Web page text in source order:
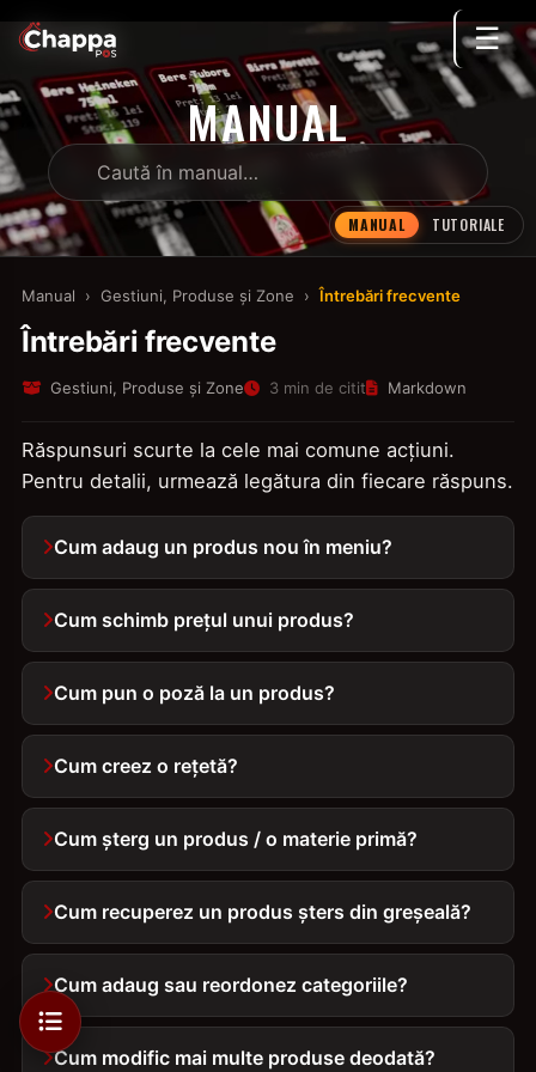
☰
MANUAL
MANUAL TUTORIALE
Manual › Gestiuni, Produse și Zone ›Întrebări frecvente
Întrebări frecvente
Gestiuni, Produse și Zone 3 min de citit Markdown
Răspunsuri scurte la cele mai comune acțiuni.
Pentru detalii, urmează legătura din fiecare răspuns.
Cum adaug un produs nou în meniu?
Cum schimb prețul unui produs?
Cum pun o poză la un produs?
Cum creez o rețetă?
Cum șterg un produs / o materie primă?
Cum recuperez un produs șters din greșeală?
Cum adaug sau reordonez categoriile?
Cum modific mai multe produse deodată?